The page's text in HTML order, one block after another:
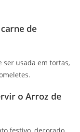
de
ser usada em tortas,
o Arroz de